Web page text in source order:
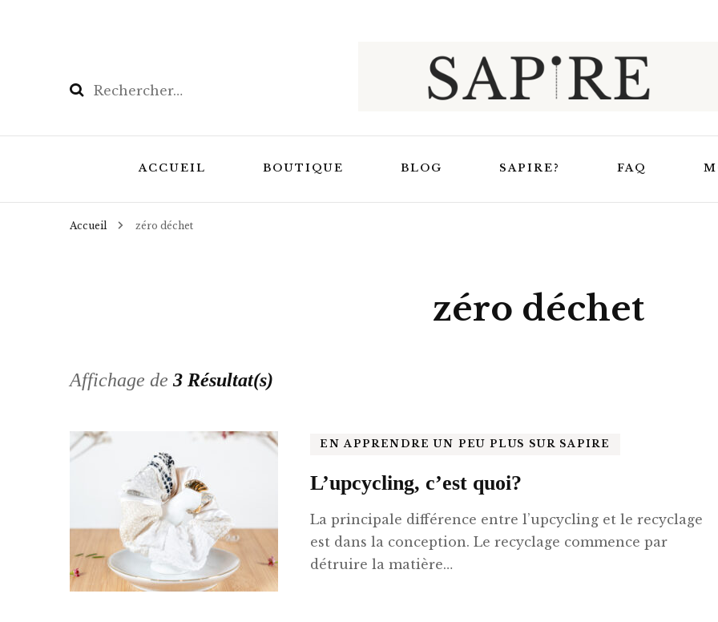
Rechercher :
Sapire
ACCUEIL BOUTIQUE
Les
Pochettes couture
Bons d’achat
Panier
BLOG
plus sur Sapire
SAPIRE? FAQ
Accueil zéro déchet
zéro déchet
Affichage de 3 Résultat(s)
EN APPRENDRE UN PEU PLUS SUR SAPIRE
L’upcycling, c’est quoi?
La principale différence entre l’upcycling et le recyclage
est dans la conception. Le recyclage commence par
détruire la matière…